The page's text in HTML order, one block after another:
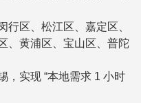
行区、松江区、嘉定区、
、黄浦区、宝山区、普陀
，实现 “本地需求 1 小时